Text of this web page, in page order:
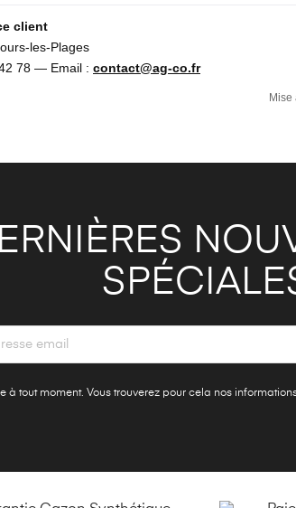
client
les-Plages
78 — Email : contact@ag-co.fr
Mise
à tout moment. Vous trouverez pour cela nos